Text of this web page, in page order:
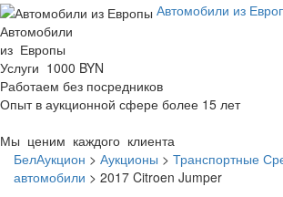
Автомобили из
Автомобили
из Европы
Услуги 1000 BYN
Работаем без посредников
Опыт в аукционной сфере более 15 лет
Мы ценим каждого клиента
БелАукцион > Аукционы > Транспортные
автомобили > 2017 Citroen Jumper